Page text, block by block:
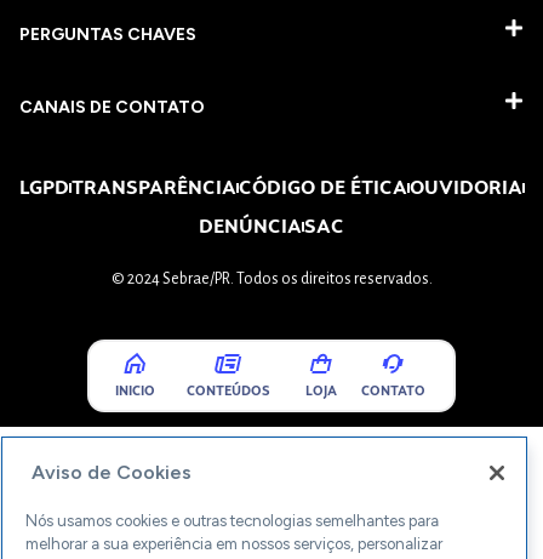
PERGUNTAS CHAVES​
CANAIS DE CONTATO
LGPDTRANSPARÊNCIACÓDIGO DE ÉTICAOUVIDORIA
DENÚNCIASAC
© 2024 Sebrae/PR. Todos os direitos reservados.
INICIO CONTEÚDOS LOJA CONTATO
Aviso de Cookies
Nós usamos cookies e outras tecnologias semelhantes para
melhorar a sua experiência em nossos serviços, personalizar